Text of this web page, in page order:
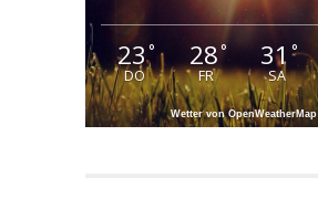
23°
DO
28°
FR
31 °
SA
Wetter von OpenWeatherMap